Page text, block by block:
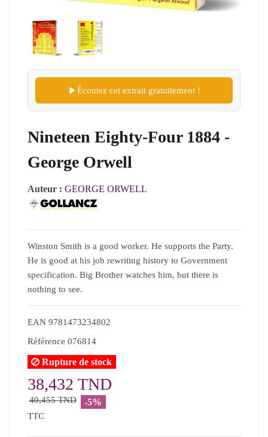
Écoutez cet extrait gratuitement !
Nineteen Eighty-Four 1884 -
George Orwell
Auteur : GEORGE ORWELL
Winston Smith is a good worker. He supports the Party.
He is good at his job rewriting history to Government
specification. Big Brother watches him, but there is
nothing to see.
EAN 9781473234802
Référence 076814
Rupture de stock
38,432 TND
40,455 TND -5%
TTC